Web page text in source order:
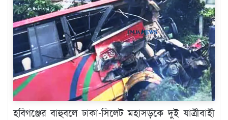
উত্তর
আমেরিকা
দক্ষিণ
আমেরিকা
ওশেনিয়া
এন্টারটিকা
বিনোদন
ভিডিও
হবিগঞ্জের বাহুবলে ঢাকা-সিলেট মহাসড়কে দুই যাত্রীবাহী